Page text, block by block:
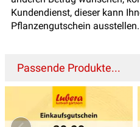
Kundendienst, dieser kann
Pflanzengutschein ausstellen.
Passende Produkte...